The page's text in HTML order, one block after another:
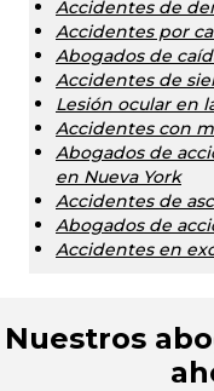
Accidentes de
Accidentes por
Abogados de
Accidentes de
Lesión ocular en
Accidentes con
Abogados de
en Nueva York
Accidentes de
Abogados de
Accidentes en
Nuestros